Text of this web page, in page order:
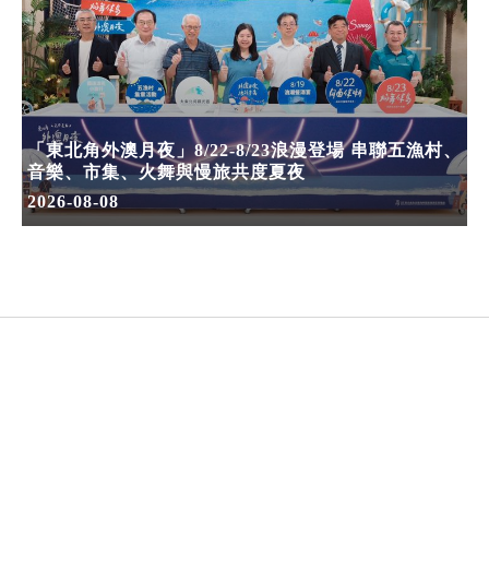
「東北角外澳月夜」8/22-8/23浪漫登場 串聯五漁村、
音樂、市集、火舞與慢旅共度夏夜
2026-08-08